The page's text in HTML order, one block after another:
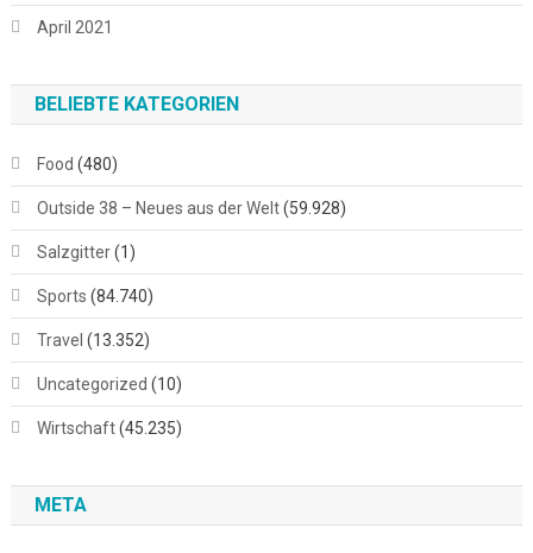
April 2021
BELIEBTE KATEGORIEN
Food (480)
Outside 38 – Neues aus der Welt(59.928)
Salzgitter(1)
Sports (84.740)
Travel (13.352)
Uncategorized (10)
Wirtschaft(45.235)
META